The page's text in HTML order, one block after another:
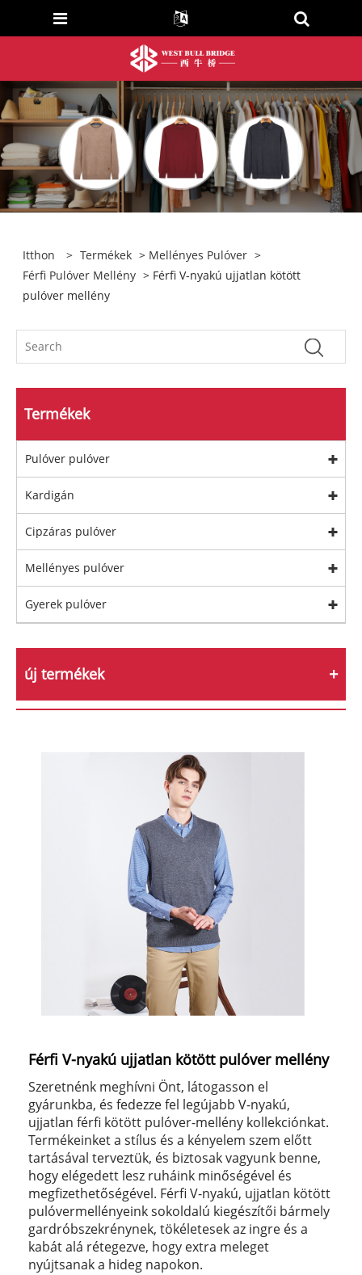
Itthon > Termékek > Mellényes Pulóver >
Férfi Pulóver Mellény > Férfi V-nyakú ujjatlan kötött
pulóver mellény
Termékek
Pulóver pulóver
Kardigán
Cipzáras pulóver
Mellényes pulóver
Gyerek pulóver
új termékek
Férfi V-nyakú ujjatlan kötött pulóver mellény
Szeretnénk meghívni Önt, látogasson el
gyárunkba, és fedezze fel legújabb V-nyakú,
ujjatlan férfi kötött pulóver-mellény kollekciónkat.
Termékeinket a stílus és a kényelem szem előtt
tartásával terveztük, és biztosak vagyunk benne,
hogy elégedett lesz ruháink minőségével és
megfizethetőségével. Férfi V-nyakú, ujjatlan kötött
pulóvermellényeink sokoldalú kiegészítői bármely
gardróbszekrénynek, tökéletesek az ingre és a
kabát alá rétegezve, hogy extra meleget
nyújtsanak a hideg napokon.